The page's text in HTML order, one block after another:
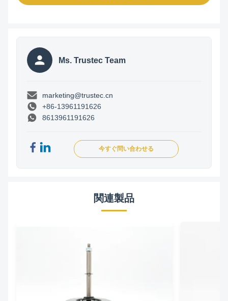
Ms. Trustec Team
marketing@trustec.cn
+86-13961191626
8613961191626
今すぐ問い合わせる
関連製品